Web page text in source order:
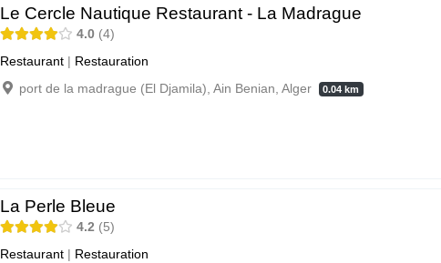
Le Cercle Nautique Restaurant - La Madrague
4.0 4
Restaurant| Restauration
port de la madrague (El Djamila), Ain Benian, Alger
0.04 km
La Perle Bleue
4.2 5
Restaurant| Restauration